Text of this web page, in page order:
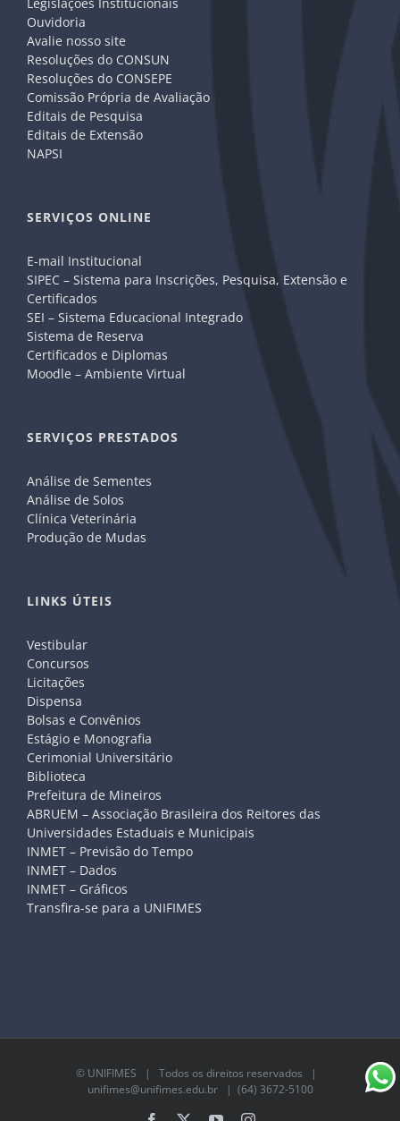
Ouvidoria
Avalie nosso site
Resoluções do CONSUN
Resoluções do CONSEPE
Comissão Própria de Avaliação
Editais de Pesquisa
Editais de Extensão
NAPSI
SERVIÇOS ONLINE
E-mail Institucional
SIPEC – Sistema para Inscrições, Pesquisa, Extensão e
Certificados
SEI – Sistema Educacional Integrado
Sistema de Reserva
Certificados e Diplomas
Moodle – Ambiente Virtual
SERVIÇOS PRESTADOS
Análise de Sementes
Análise de Solos
Clínica Veterinária
Produção de Mudas
LINKS ÚTEIS
Vestibular
Concursos
Licitações
Dispensa
Bolsas e Convênios
Estágio e Monografia
Cerimonial Universitário
Biblioteca
Prefeitura de Mineiros
ABRUEM – Associação Brasileira dos Reitores das
Universidades Estaduais e Municipais
INMET – Previsão do Tempo
INMET – Dados
INMET – Gráficos
Transfira-se para a UNIFIMES
© UNIFIMES | Todos os direitos reservados |
unifimes@unifimes.edu.br| (64) 3672-5100